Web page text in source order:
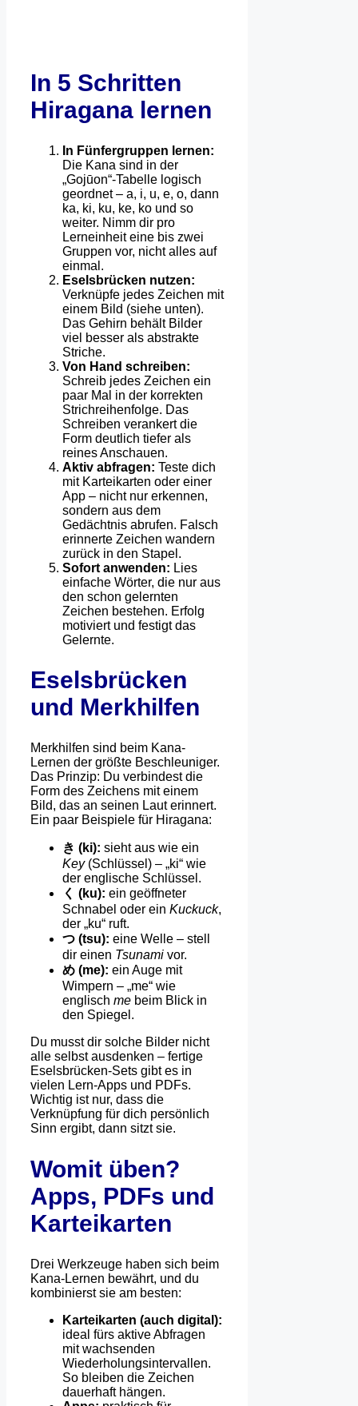
In 5 Schritten
Hiragana lernen
In Fünfergruppen lernen:
Die Kana sind in der
„Gojūon“-Tabelle logisch
geordnet – a, i, u, e, o, dann
ka, ki, ku, ke, ko und so
weiter. Nimm dir pro
Lerneinheit eine bis zwei
Gruppen vor, nicht alles auf
einmal.
Eselsbrücken nutzen:
Verknüpfe jedes Zeichen mit
einem Bild (siehe unten).
Das Gehirn behält Bilder
viel besser als abstrakte
Striche.
Von Hand schreiben:
Schreib jedes Zeichen ein
paar Mal in der korrekten
Strichreihenfolge. Das
Schreiben verankert die
Form deutlich tiefer als
reines Anschauen.
Aktiv abfragen: Teste dich
mit Karteikarten oder einer
App – nicht nur erkennen,
sondern aus dem
Gedächtnis abrufen. Falsch
erinnerte Zeichen wandern
zurück in den Stapel.
Sofort anwenden: Lies
einfache Wörter, die nur aus
den schon gelernten
Zeichen bestehen. Erfolg
motiviert und festigt das
Gelernte.
Eselsbrücken
und Merkhilfen
Merkhilfen sind beim Kana-
Lernen der größte Beschleuniger.
Das Prinzip: Du verbindest die
Form des Zeichens mit einem
Bild, das an seinen Laut erinnert.
Ein paar Beispiele für Hiragana:
き (ki): sieht aus wie ein
Key(Schlüssel) – „ki“ wie
der englische Schlüssel.
く (ku): ein geöffneter
Schnabel oder ein Kuckuck,
der „ku“ ruft.
つ (tsu): eine Welle – stell
dir einen Tsunami vor.
め (me): ein Auge mit
Wimpern – „me“ wie
englisch me beim Blick in
den Spiegel.
Du musst dir solche Bilder nicht
alle selbst ausdenken – fertige
Eselsbrücken-Sets gibt es in
vielen Lern-Apps und PDFs.
Wichtig ist nur, dass die
Verknüpfung für dich persönlich
Sinn ergibt, dann sitzt sie.
Womit üben?
Apps, PDFs und
Karteikarten
Drei Werkzeuge haben sich beim
Kana-Lernen bewährt, und du
kombinierst sie am besten:
Karteikarten (auch digital):
ideal fürs aktive Abfragen
mit wachsenden
Wiederholungsintervallen.
So bleiben die Zeichen
dauerhaft hängen.